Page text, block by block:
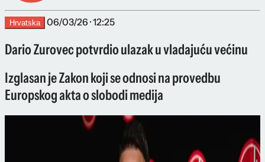
Hrvatska 06/03/26 · 12:25
Dario Zurovec potvrdio ulazak u vladajuću većinu
Izglasan je Zakon koji se odnosi na provedbu
Europskog akta o slobodi medija